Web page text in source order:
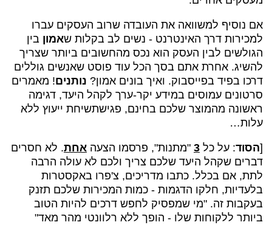
אם נוסיף למשוואה את העובדה שרוב העסקים עברו
למכירות דרך האינטרנט - נשים לב בקלות שאמון בין
הגולשים לבין העסק הוא נכס מהחשובים ביותר שצריך
להשיג. אחרת אתם בסך הכל עוד פוסט שאנשים גוללים
דרכו בפיד בפייסבוק. ואיך בונים אמון? נותנים! מאמרים
סרטונים עמוסים במידע יקר-ערך לקהל היעד, דגימה
ראשונה מהמוצר שלכם בחינם, פגישתשיחת ייעוץ ללא
עלות…
[הסוד: על כל 3 "מתנות", פרסמו הצעה אחת. לא חסרים
דברים שקהל היעד שלכם צריך ולכם לא עולה הרבה
לתת, אם בכלל. כתבו מדריכים, צ'פרו באקסטרות
בלעדיות, חלקו הדגמות - כמות המכירות שלכם תזנק
בעקבות זה. "מי שמפסיק לחפש דרכים להיות הטוב
ביותר ללקוחות שלו - הופך ללא רלוונטי מהר מאד"